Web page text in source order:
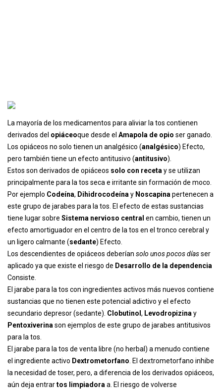
La mayoría de los medicamentos para aliviar la tos contienen
derivados del opiáceoque desde el Amapola de opio ser ganado.
Los opiáceos no solo tienen un analgésico (analgésico) Efecto,
pero también tiene un efecto antitusivo (antitusivo).
Estos son derivados de opiáceos solo con receta y se utilizan
principalmente para la tos seca e irritante sin formación de moco.
Por ejemplo Codeína, Dihidrocodeína y Noscapina pertenecen a
este grupo de jarabes para la tos. El efecto de estas sustancias
tiene lugar sobre Sistema nervioso central en cambio, tienen un
efecto amortiguador en el centro de la tos en el tronco cerebral y
un ligero calmante (sedante) Efecto.
Los descendientes de opiáceos deberían solo unos pocos díasser
aplicado ya que existe el riesgo de Desarrollo de la dependencia
Consiste.
El jarabe para la tos con ingredientes activos más nuevos contiene
sustancias que no tienen este potencial adictivo y el efecto
secundario depresor (sedante). Clobutinol , Levodropizina y
Pentoxiverina son ejemplos de este grupo de jarabes antitusivos
para la tos.
El jarabe para la tos de venta libre (no herbal) a menudo contiene
el ingrediente activo Dextrometorfano . El dextrometorfano inhibe
la necesidad de toser, pero, a diferencia de los derivados opiáceos,
aún deja entrartos limpiadora a. El riesgo de volverse